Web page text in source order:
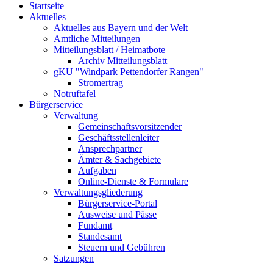
Startseite
Aktuelles
Aktuelles aus Bayern und der Welt
Amtliche Mitteilungen
Mitteilungsblatt / Heimatbote
Archiv Mitteilungsblatt
gKU "Windpark Pettendorfer Rangen"
Stromertrag
Notruftafel
Bürgerservice
Verwaltung
Gemeinschaftsvorsitzender
Geschäftsstellenleiter
Ansprechpartner
Ämter & Sachgebiete
Aufgaben
Online-Dienste & Formulare
Verwaltungsgliederung
Bürgerservice-Portal
Ausweise und Pässe
Fundamt
Standesamt
Steuern und Gebühren
Satzungen